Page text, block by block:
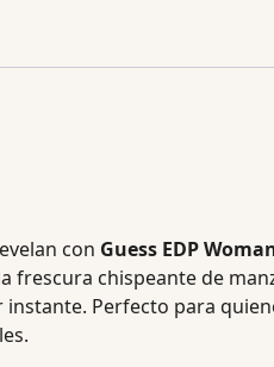
con Guess EDP
frescura chispeante de
Perfecto para